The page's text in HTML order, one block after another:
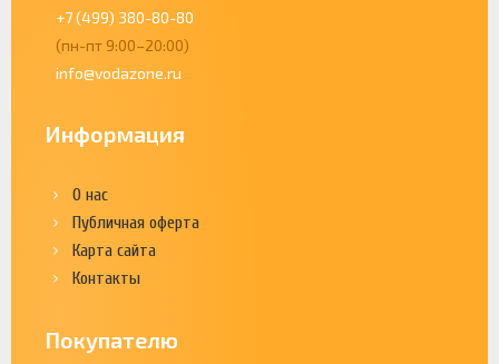
+7 (499) 380-80-80
(пн-пт 9:00–20:00)
info@vodazone.ru
Информация
О нас
Публичная оферта
Карта сайта
Контакты
Покупателю